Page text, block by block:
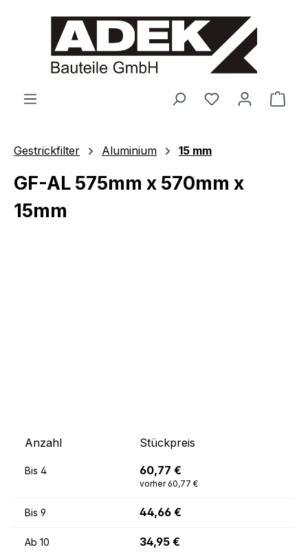
springen
Gestrickfilter Aluminium 15 mm
GF-AL 575mm x 570mm x
15mm
Anzahl Stückpreis
Bis 4 60,77 €
vorher 60,77 €
Bis 9 44,66 €
Ab 10 34,95 €